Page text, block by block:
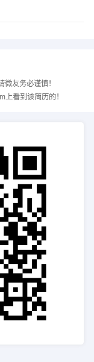
友务必谨慎！
上看到该简历的！